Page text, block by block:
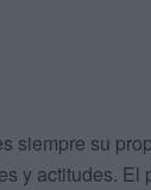
siempre su
y actitudes.